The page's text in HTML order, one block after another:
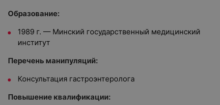
Образование:
1989 г. — Минский государственный медицинский
институт
Перечень манипуляций:
Консультация гастроэнтеролога
Повышение квалификации: